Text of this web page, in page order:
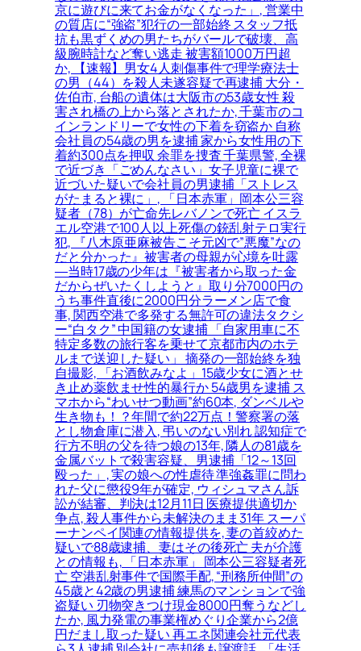
京に遊びに来てお金がなくなった」, 営業中
の質店に“強盗”犯行の一部始終 スタッフ抵
抗も黒ずくめの男たちがバールで破壊、高
級腕時計など奪い逃走 被害額1000万円超
か, 【速報】男女4人刺傷事件で理学療法士
の男（44）を殺人未遂容疑で再逮捕 大分・
佐伯市, 台船の遺体は大阪市の53歳女性 殺
害され橋の上から落とされたか, 千葉市のコ
インランドリーで女性の下着を窃盗か 自称
会社員の54歳の男を逮捕 家から女性用の下
着約300点を押収 余罪を捜査 千葉県警, 全裸
で近づき「ごめんなさい」女子児童に裸で
近づいた疑いで会社員の男逮捕「ストレス
がたまると裸に」, 「日本赤軍」岡本公三容
疑者（78）が亡命先レバノンで死亡 イスラ
エル空港で100人以上死傷の銃乱射テロ実行
犯, 『八木原亜麻被告こそ元凶で”悪魔”なの
だと分かった』被害者の母親が心境を吐露
―当時17歳の少年は『被害者から取った金
だからぜいたくしようと』取り分7000円の
うち事件直後に2000円分ラーメン店で食
事, 関西空港で多発する無許可の違法タクシ
ー“白タク” 中国籍の女逮捕 「自家用車に不
特定多数の旅行客を乗せて京都市内のホテ
ルまで送迎した疑い」 摘発の一部始終を独
自撮影, 「お酒飲みなよ」15歳少女に酒とせ
き止め薬飲ませ性的暴行か 54歳男を逮捕 ス
マホから“わいせつ動画”約60本, ダンベルや
生き物も！？年間で約22万点！警察署の落
とし物倉庫に潜入, 弔いのない別れ 認知症で
行方不明の父を待つ娘の13年, 隣人の81歳を
金属バットで殺害容疑、男逮捕「12～13回
殴った」, 実の娘への性虐待 準強姦罪に問わ
れた父に懲役9年が確定, ウィシュマさん訴
訟が結審、判決は12月11日 医療提供適切か
争点, 殺人事件から未解決のまま31年 スーパ
ーナンペイ関連の情報提供を, 妻の首絞めた
疑いで88歳逮捕、妻はその後死亡 夫が介護
との情報も, 「日本赤軍」 岡本公三容疑者死
亡 空港乱射事件で国際手配, “刑務所仲間”の
45歳と42歳の男逮捕 練馬のマンションで強
盗疑い 刃物突きつけ現金8000円奪うなどし
たか, 風力発電の事業権めぐり企業から2億
円だまし取った疑い 再エネ関連会社元代表